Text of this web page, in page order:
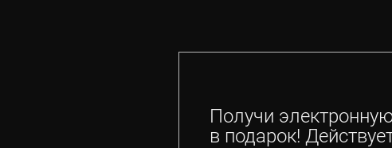
Получи
в подарок!